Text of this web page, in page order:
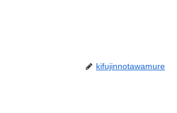
kifujinnotawamure